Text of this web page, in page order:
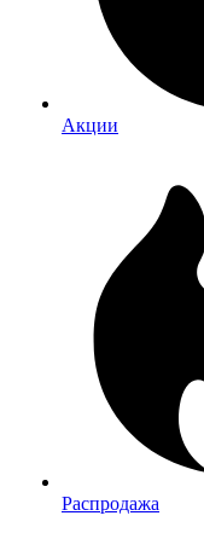
Акции
Распродажа